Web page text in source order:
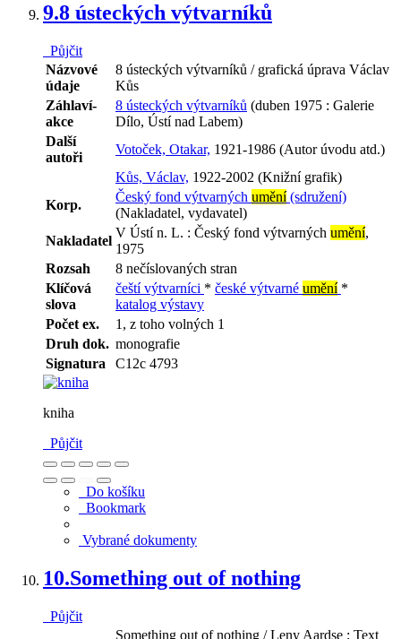
9.8 ústeckých výtvarníků
Půjčit
Názvové
údaje
8 ústeckých výtvarníků / grafická úprava Václav
Kůs
Záhlaví-
akce
8 ústeckých výtvarníků (duben 1975 : Galerie
Dílo, Ústí nad Labem)
Další
autoři
Votoček, Otakar, 1921-1986 (Autor úvodu atd.)
Kůs, Václav, 1922-2002 (Knižní grafik)
Korp.
Český fond výtvarných umění(sdružení)
(Nakladatel, vydavatel)
Nakladatel
V Ústí n. L. : Český fond výtvarných umění,
1975
Rozsah
8 nečíslovaných stran
Klíčová
slova
čeští výtvarníci * české výtvarné umění *
katalog výstavy
Počet ex.
1, z toho volných 1
Druh dok. monografie
Signatura
C12c 4793
kniha
Půjčit
Do košíku
Bookmark
Vybrané dokumenty
10.Something out of nothing
Půjčit
Something out of nothing / Leny Aardse ; Text